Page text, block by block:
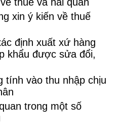
xin ý kiến về thuế
định xuất xứ hàng
khẩu được sửa đổi,
tính vào thu nhập chịu
trong một số